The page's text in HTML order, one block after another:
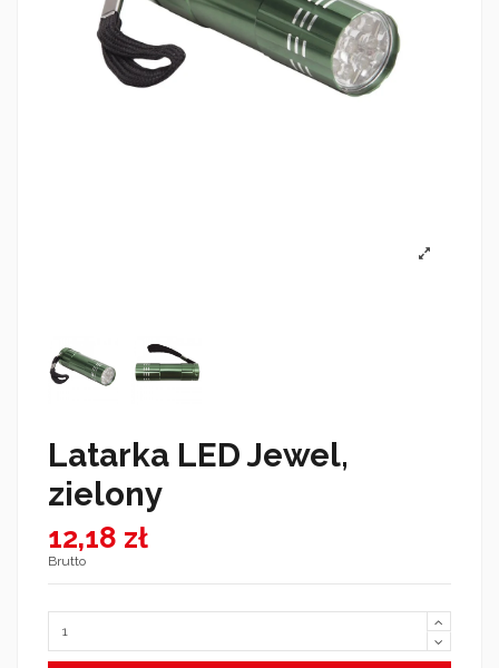
Latarka LED Jewel,
zielony
12,18 zł
Brutto